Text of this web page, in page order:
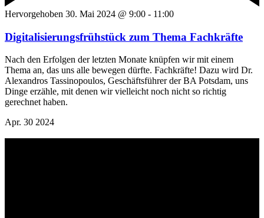
Hervorgehoben 30. Mai 2024 @ 9:00 - 11:00
Digitalisierungsfrühstück zum Thema Fachkräfte
Nach den Erfolgen der letzten Monate knüpfen wir mit einem
Thema an, das uns alle bewegen dürfte. Fachkräfte! Dazu wird Dr.
Alexandros Tassinopoulos, Geschäftsführer der BA Potsdam, uns
Dinge erzähle, mit denen wir vielleicht noch nicht so richtig
gerechnet haben.
Apr. 30 2024